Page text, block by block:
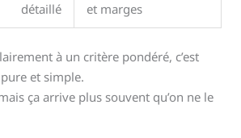
détaillé
et marges
à un critère pondéré, c’est
et simple.
ça arrive plus souvent qu’on ne le